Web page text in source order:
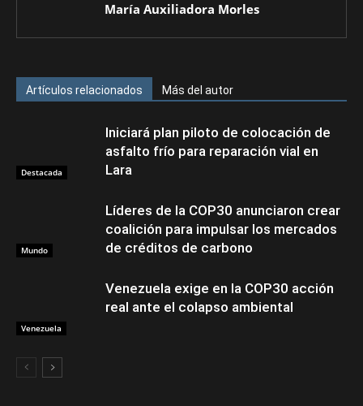
María Auxiliadora Morles
Artículos relacionados Más del autor
Destacada
Iniciará plan piloto de colocación de
asfalto frío para reparación vial en
Lara
Mundo
Líderes de la COP30 anunciaron crear
coalición para impulsar los mercados
de créditos de carbono
Venezuela
Venezuela exige en la COP30 acción
real ante el colapso ambiental